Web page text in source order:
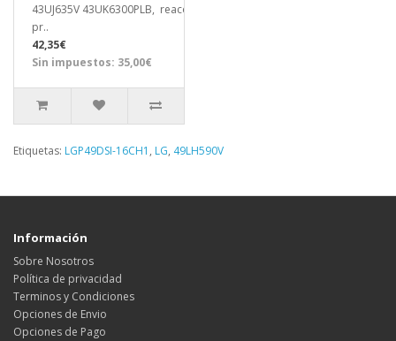
43UJ635V 43UK6300PLB, reacondicionada
pr..
42,35€
Sin impuestos: 35,00€
Etiquetas: LGP49DSI-16CH1 , LG, 49LH590V
Información
Sobre Nosotros
Política de privacidad
Terminos y Condiciones
Opciones de Envio
Opciones de Pago